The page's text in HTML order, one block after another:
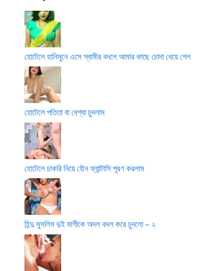
হোটেলে হানিমুনে এসে স্বামীর বদলে আমার কাছে চোদা খেয়ে গেল
হোটেলে পতিতা বা বেশ্যা চুদলাম
হোটেলে চাকরি নিয়ে যৌন ফ্যান্টাসি পূরণ করলাম
হিন্দু মুসলিম দুই মাগীকে অদল বদল করে চুদলো – ২